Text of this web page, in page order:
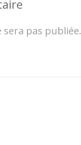
pas publiée.